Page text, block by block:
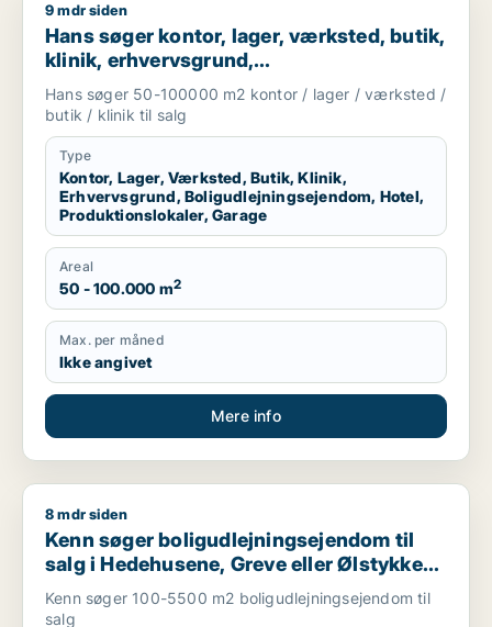
Hans søger kontor, lager, værksted, butik, klinik,
9 mdr siden
Hans søger kontor, lager, værksted, butik,
klinik, erhvervsgrund,
boligudlejningsejendom, hotel,
produktionslokaler eller garage til salg i
Region Sjælland
Hans søger 50-100000 m2 kontor / lager / værksted /
butik / klinik til salg
Type
Kontor, Lager, Værksted, Butik, Klinik,
Erhvervsgrund, Boligudlejningsejendom, Hotel,
Produktionslokaler, Garage
Areal
50 - 100.000 m2
Max. per måned
Ikke angivet
Mere info
Kenn søger boligudlejningsejendom til salg i Hedehusene,
8 mdr siden
Kenn søger boligudlejningsejendom til
salg i Hedehusene, Greve eller Ølstykke
m.fl.
Kenn søger 100-5500 m2 boligudlejningsejendom til
salg